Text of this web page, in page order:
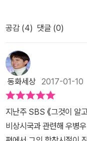
모르고 헤매다 죽을 수
음이 좋으면 공부는 저절
게 풀어간다. 또한 건축가 조성룡은 수십 년간 변함없는 학교 공간의
풍경을 지적한다. 그는 학
험하는 소중한 공간으로
유롭게 쉴 수 있는 아늑한
나는 교무실 공간, 지역사
한다. 기존의 생각과 체계를 넘는 새로운 교육과 글쓰기 방향을 제시
하는 저자들도 있다. 시인
겸손하면서 신뢰하는 사
의 스승이겠다. 인문의 반
(67) 인문학 열풍이 스펙
까?전근대 사회가 야만의
에 근거한 사회라는 지적
만드는 능력이 아니라,현
확히 보는 능력(72) 인문
올바르게 만드는 원동력
는 지점이 그런 곳인데,인
를 '생각하는 시민'으로
을 담고 있다. 희망을 갖
지 않고, 제대로 갖추어야
읽어보게 되었다. 이 책의
흠, 박수밀, 정성헌, 조성
발명 그룹 시민행성이 기
는 캐치프레이즈를 내걸
문정신의 공공성과 창의
형식의 강의와 인문적 아
공감 (4) 댓글 (0)
동화세상2017-01-10
지난주 SBS 《그것이 알
비상시국과 관련해 우병